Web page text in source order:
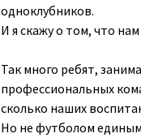
одноклубников.
И я скажу о том, что
Так много ребят,
профессиональных
сколько наших
Но не футболом